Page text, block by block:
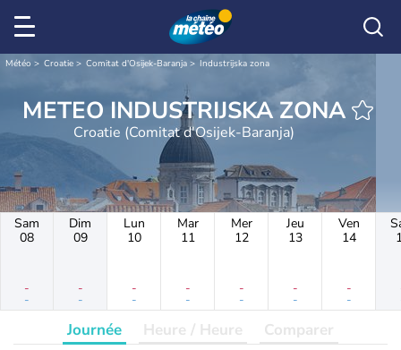
Météo Croatie Comitat d'Osijek-Baranja Industrijska zona
METEO INDUSTRIJSKA ZONA
Croatie (Comitat d'Osijek-Baranja)
Sam
08
-
-
Dim
09
-
-
Lun
10
-
-
Mar
11
-
-
Mer
12
-
-
Jeu
13
-
-
Ven
14
-
-
Journée Heure / Heure Comparer